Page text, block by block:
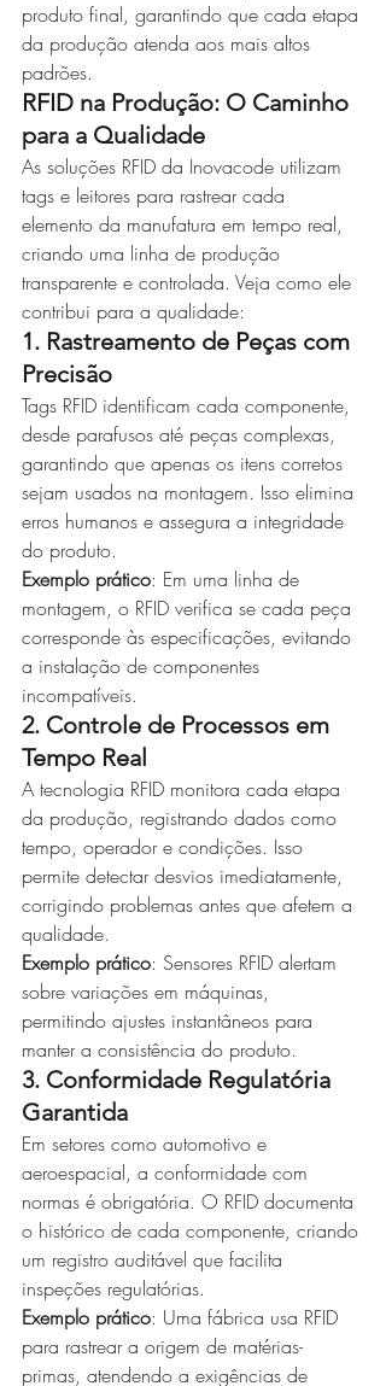
produto final, garantindo que cada etapa
da produção atenda aos mais altos
padrões.
RFID na Produção: O Caminho
para a Qualidade
As soluções RFID da Inovacode utilizam
tags e leitores para rastrear cada
elemento da manufatura em tempo real,
criando uma linha de produção
transparente e controlada. Veja como ele
contribui para a qualidade:
1. Rastreamento de Peças com
Precisão
Tags RFID identificam cada componente,
desde parafusos até peças complexas,
garantindo que apenas os itens corretos
sejam usados na montagem. Isso elimina
erros humanos e assegura a integridade
do produto.
Exemplo prático: Em uma linha de
montagem, o RFID verifica se cada peça
corresponde às especificações, evitando
a instalação de componentes
incompatíveis.
2. Controle de Processos em
Tempo Real
A tecnologia RFID monitora cada etapa
da produção, registrando dados como
tempo, operador e condições. Isso
permite detectar desvios imediatamente,
corrigindo problemas antes que afetem a
qualidade.
Exemplo prático: Sensores RFID alertam
sobre variações em máquinas,
permitindo ajustes instantâneos para
manter a consistência do produto.
3. Conformidade Regulatória
Garantida
Em setores como automotivo e
aeroespacial, a conformidade com
normas é obrigatória. O RFID documenta
o histórico de cada componente, criando
um registro auditável que facilita
inspeções regulatórias.
Exemplo prático: Uma fábrica usa RFID
para rastrear a origem de matérias-
primas, atendendo a exigências de